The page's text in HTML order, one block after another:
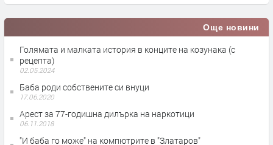
Още новини
Голямата и малката история в конците на козунака (с
рецепта)
02.05.2024
Баба роди собствените си внуци
17.06.2020
Арест за 77-годишна дилърка на наркотици
06.11.2018
"И баба го може" на компютрите в "Златаров"